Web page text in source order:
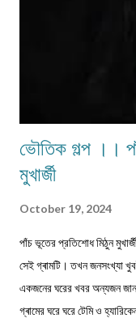
ভৌতিক গল্প ।।
মুখার্জী
October 19, 2024
পাঁচ ভূতের প্রতিশোধ মিঠুন
সেই গ্ৰামটি। তখন জনসংখ্যা
একজনের ঘরের খবর অন্যজন
গ্ৰামের ঘরে ঘরে টেমি ও